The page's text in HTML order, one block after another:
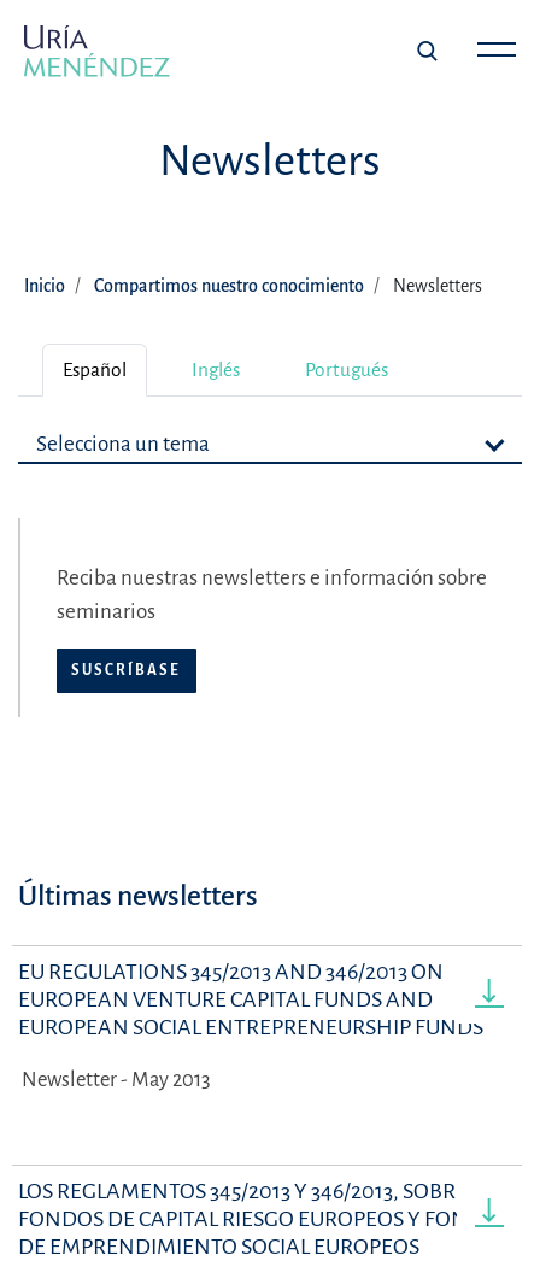
Newsletters
Inicio Compartimos nuestro conocimiento Newsletters
Español Inglés Portugués
Selecciona un tema
Reciba nuestras newsletters e información sobre
seminarios
SUSCRÍBASE
Últimas newsletters
EU REGULATIONS 345/2013 AND 346/2013 ON
EUROPEAN VENTURE CAPITAL FUNDS AND
EUROPEAN SOCIAL ENTREPRENEURSHIP FUNDS
Newsletter - May 2013
LOS REGLAMENTOS 345/2013 Y 346/2013, SOBRE
FONDOS DE CAPITAL RIESGO EUROPEOS Y FONDOS
DE EMPRENDIMIENTO SOCIAL EUROPEOS